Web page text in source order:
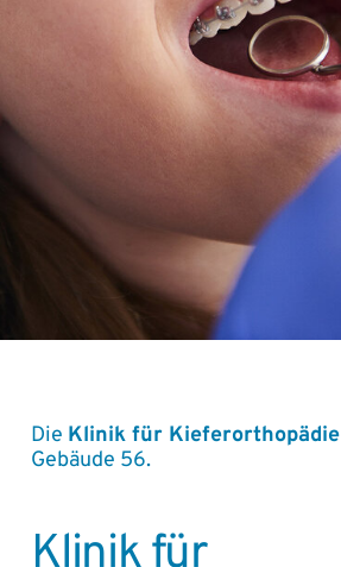
Die Klinik für Kieferorthopädie
Gebäude 56.